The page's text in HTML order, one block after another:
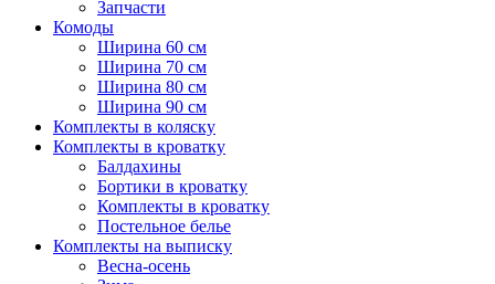
Запчасти
Комоды
Ширина 60 см
Ширина 70 см
Ширина 80 см
Ширина 90 см
Комплекты в коляску
Комплекты в кроватку
Балдахины
Бортики в кроватку
Комплекты в кроватку
Постельное белье
Комплекты на выписку
Весна-осень